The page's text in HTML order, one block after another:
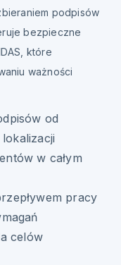
podpisów
bezpieczne
które
ważności
od
w całym
pracy
celów